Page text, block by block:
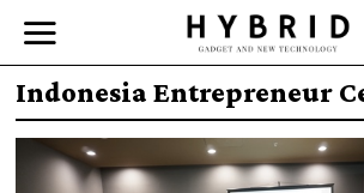
Indonesia Entrepreneur